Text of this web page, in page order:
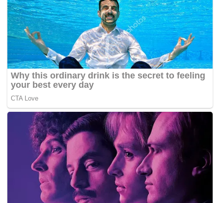
Kemenkes juga mengimbau seluruh pihak untuk
menghormati proses investigasi yang sedang
berlangsung dengan tidak menyebarkan informasi
yang belum terverifikasi. Kementerian menilai
dedikasi dokter Icha dalam memberikan pelayanan
kesehatan kepada masyarakat akan tetap menjadi
teladan bagi tenaga kesehatan di Indonesia.(*)